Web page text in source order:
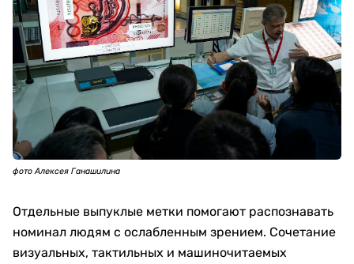
фото Алексея Ганашилина
Отдельные выпуклые метки помогают распознавать
номинал людям с ослабленным зрением. Сочетание
визуальных, тактильных и машиночитаемых